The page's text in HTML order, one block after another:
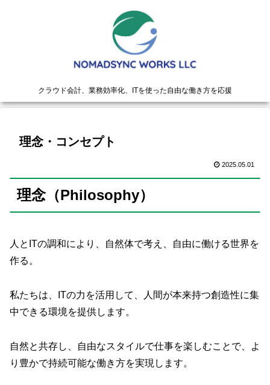
クラウド会計、業務効率化、ITを使った自由な働き方を応援
理念・コンセプト
2025.05.01
理念（Philosophy）
人とITの調和により、自然体で考え、自由に働ける世界を
作る。
私たちは、ITの力を活用して、人間が本来持つ創造性に集
中できる環境を提供します。
自然と共存し、自由なスタイルで仕事を楽しむことで、よ
り豊かで持続可能な働き方を実現します。